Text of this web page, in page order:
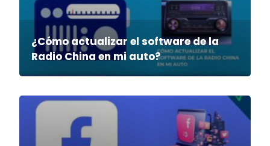
¿Cómo actualizar el software de la
Radio China en mi auto?